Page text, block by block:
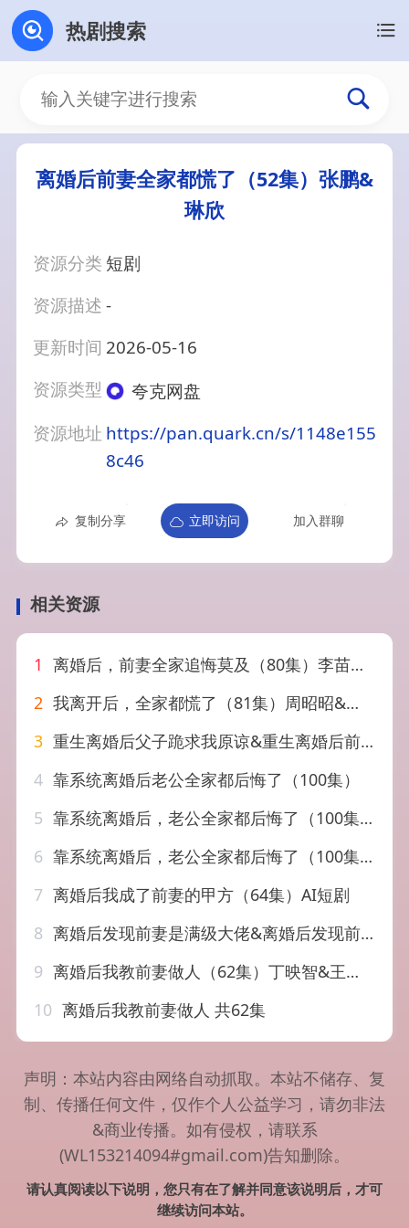
热剧搜索
离婚后前妻全家都慌了（52集）张鹏&
琳欣
资源分类 短剧
资源描述-
更新时间 2026-05-16
资源类型
夸克网盘
资源地址 https://pan.quark.cn/s/1148e155
8c46
复制分享 立即访问 加入群聊
相关资源
1 离婚后，前妻全家追悔莫及（80集）李苗苗＆徐霄
2 我离开后，全家都慌了（81集）周昭昭&王艺朴
3 重生离婚后父子跪求我原谅&重生离婚后前夫父子都慌了（66集）林连峰&鞠瑾
4 靠系统离婚后老公全家都后悔了（100集）
5 靠系统离婚后，老公全家都后悔了（100集）
6 靠系统离婚后，老公全家都后悔了（100集）
7 离婚后我成了前妻的甲方（64集）AI短剧
8 离婚后发现前妻是满级大佬&离婚后发现前妻是满级千金（60）秦潇一&吴明宇
9 离婚后我教前妻做人（62集）丁映智&王子怡
10 离婚后我教前妻做人 共62集
声明：本站内容由网络自动抓取。本站不储存、复
制、传播任何文件，仅作个人公益学习，请勿非法
&商业传播。如有侵权，请联系
(WL153214094#gmail.com)告知删除。
请认真阅读以下说明，您只有在了解并同意该说明后，才可
继续访问本站。